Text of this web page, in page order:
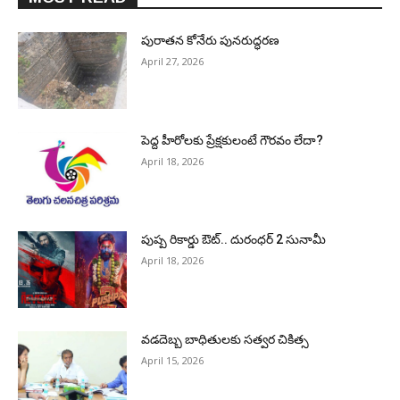
పురాత‌న కోనేరు పున‌రుద్ధ‌ర‌ణ
April 27, 2026
పెద్ద హీరోల‌కు ప్రేక్ష‌కులంటే గౌర‌వం లేదా?
April 18, 2026
పుష్ప రికార్డు ఔట్‌.. దురంధ‌ర్ 2 సునామీ
April 18, 2026
వడదెబ్బ బాధితులకు సత్వర చికిత్స
April 15, 2026